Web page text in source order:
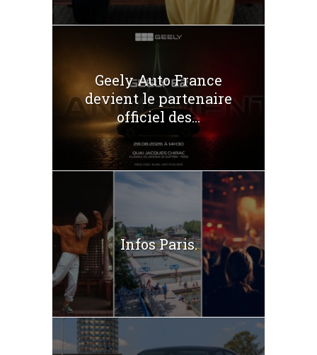
Geely Auto France
devient le partenaire
officiel des...
Infos Paris.